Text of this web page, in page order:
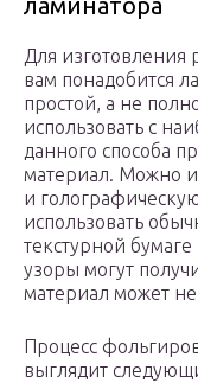
ламинатора
Для
вам понадобится
простой, а не
использовать с
данного способа
материал. Можно
и
использовать
текстурной
узоры могут
материал может не
Процесс
выглядит